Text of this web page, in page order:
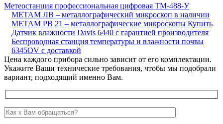
Метеостанция профессиональная цифровая ТМ-488-У
МЕТАМ ЛВ – металлографический микроскоп в наличии
МЕТАМ РВ 21 – металлографические микроскопы Купить
Датчик влажности Davis 6440 с гарантией производителя
Беспроводная станция температуры и влажности почвы
6345OV с доставкой
Цена каждого прибора сильно зависит от его комплектации.
Укажите Ваши технические требования, чтобы мы подобрали
вариант, подходящий именно Вам.